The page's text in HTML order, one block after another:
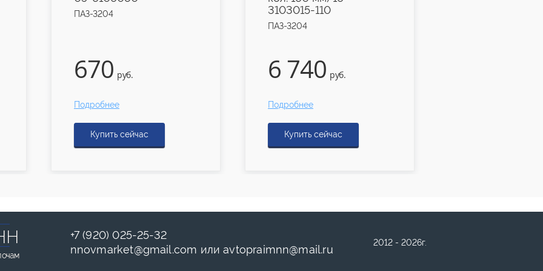
ПАЗ-3204
670 руб.
Подробнее
Купить сейчас
3103015-110
ПАЗ-3204
6 740 руб.
Подробнее
Купить сейчас
+7 (920) 025-25-32
nnovmarket@gmail.com илиavtopraimnn@mail.ru
2012 - 2026г.